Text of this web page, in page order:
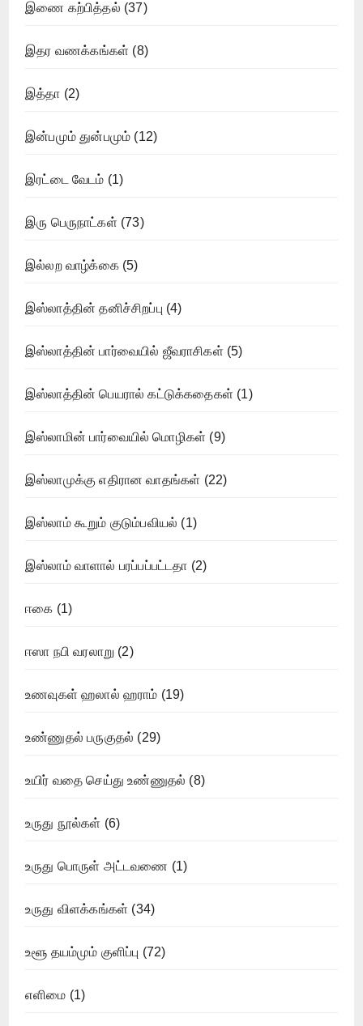
இணை கற்பித்தல் (37)
இதர வணக்கங்கள் (8)
இத்தா (2)
இன்பமும் துன்பமும் (12)
இரட்டை வேடம் (1)
இரு பெருநாட்கள் (73)
இல்லற வாழ்க்கை(5)
இஸ்லாத்தின் தனிச்சிறப்பு (4)
இஸ்லாத்தின் பார்வையில் ஜீவராசிகள் (5)
இஸ்லாத்தின் பெயரால் கட்டுக்கதைகள் (1)
இஸ்லாமின் பார்வையில் மொழிகள் (9)
இஸ்லாமுக்கு எதிரான வாதங்கள் (22)
இஸ்லாம் கூறும் குடும்பவியல் (1)
இஸ்லாம் வாளால் பரப்பப்பட்டதா (2)
ஈகை (1)
ஈஸா நபி வரலாறு (2)
உணவுகள் ஹலால் ஹராம் (19)
உண்ணுதல் பருகுதல் (29)
உயிர் வதை செய்து உண்ணுதல் (8)
உருது நூல்கள் (6)
உருது பொருள் அட்டவணை (1)
உருது விளக்கங்கள் (34)
உளூ தயம்மும் குளிப்பு (72)
எளிமை (1)